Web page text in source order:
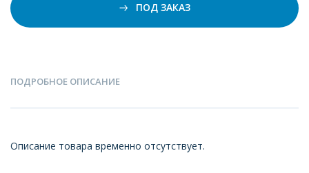
ПОД ЗАКАЗ
ПОДРОБНОЕ ОПИСАНИЕ
Описание товара временно отсутствует.